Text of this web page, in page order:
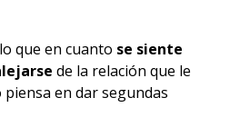
que en cuanto se siente
de la relación que le
piensa en dar segundas